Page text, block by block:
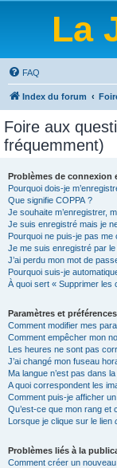
La
FAQ
Index du forum
Foire aux
fréquemment)
Problèmes de connexion
Pourquoi dois-je
Que signifie COPPA ?
Je souhaite m’enregistrer,
Je suis enregistré mais je
Pourquoi ne puis-je pas me
Je me suis enregistré par
J’ai perdu mon mot de
Pourquoi suis-je
À quoi sert « Supprimer les
Paramètres et
Comment modifier mes
Comment empêcher mon
Les heures ne sont pas
J’ai changé mon fuseau
Ma langue n’est pas dans la
A quoi correspondent les
Comment puis-je afficher
Qu’est-ce que mon rang et
Lorsque je clique sur le lien
Problèmes liés à la
Comment créer un